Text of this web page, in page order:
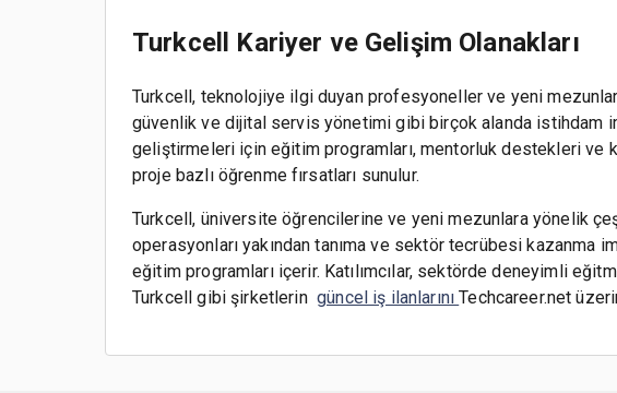
Turkcell Kariyer ve Gelişim Olanakları
Turkcell, teknolojiye ilgi duyan profesyoneller ve yeni
güvenlik ve dijital servis yönetimi gibi birçok alanda istihdam
geliştirmeleri için eğitim programları, mentorluk destekleri ve
proje bazlı öğrenme fırsatları sunulur.
Turkcell, üniversite öğrencilerine ve yeni mezunlara yönelik
operasyonları yakından tanıma ve sektör tecrübesi kazanma
eğitim programları içerir. Katılımcılar, sektörde deneyimli
Turkcell gibi şirketleringüncel iş ilanlarınıTechcareer.net